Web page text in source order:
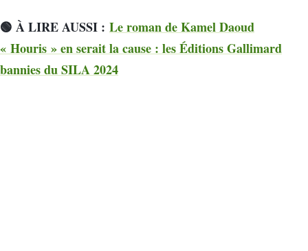
🟢 À LIRE AUSSI : Le roman de Kamel Daoud
« Houris » en serait la cause : les Éditions Gallimard
bannies du SILA 2024